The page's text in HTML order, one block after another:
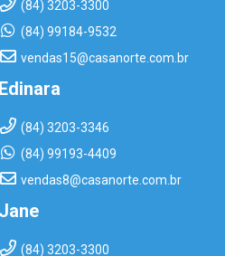
(84) 3203-3300
(84) 99184-9532
vendas15@casanorte.com.br
Edinara
(84) 3203-3346
(84) 99193-4409
vendas8@casanorte.com.br
Jane
(84) 3203-3300